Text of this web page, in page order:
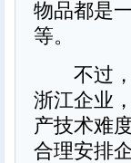
物品都是
等。
不过，
浙江企业
产技术难
合理安排